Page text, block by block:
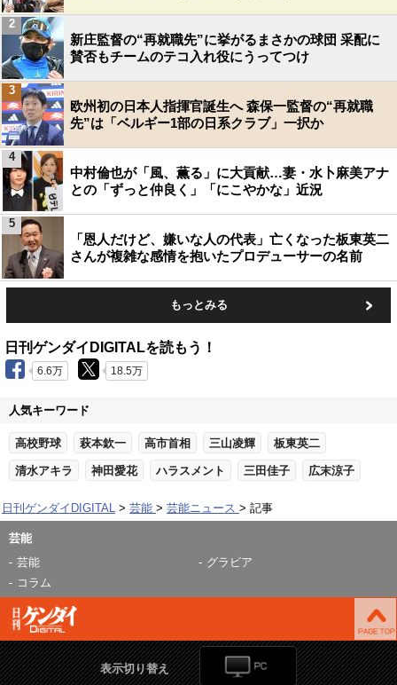
新庄監督の“再就職先”に挙がるまさかの球団 采配に
賛否もチームのテコ入れ役にうってつけ
2
欧州初の日本人指揮官誕生へ 森保一監督の“再就職
先”は「ベルギー1部の日系クラブ」一択か
3
中村倫也が「風、薫る」に大貢献…妻・水卜麻美アナ
との「ずっと仲良く」「にこやかな」近況
4
「恩人だけど、嫌いな人の代表」亡くなった板東英二
さんが複雑な感情を抱いたプロデューサーの名前
5
もっとみる
日刊ゲンダイDIGITALを読もう！
6.6万 18.5万
人気キーワード
高校野球 萩本欽一 高市首相 三山凌輝 板東英二
清水アキラ 神田愛花 ハラスメント 三田佳子 広末涼子
日刊ゲンダイDIGITAL 芸能 芸能ニュース 記事
芸能
芸能
グラビア
コラム
表示切り替え